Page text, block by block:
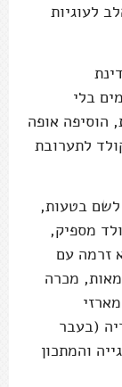
לעוגיות
להגיד את המילה 5 פעמים בלי
אופה
לתערובת
בטעות,
מספיק,
זרמה עם
מכרה
(בעבר
והמתכון